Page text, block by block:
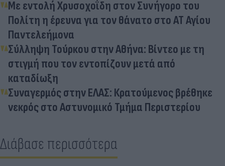
Με εντολή Χρυσοχοΐδη στον Συνήγορο του
Πολίτη η έρευνα για τον θάνατο στο ΑΤ Αγίου
Παντελεήμονα
Σύλληψη Τούρκου στην Αθήνα: Βίντεο με τη
στιγμή που τον εντοπίζουν μετά από
καταδίωξη
Συναγερμός στην ΕΛΑΣ: Κρατούμενος βρέθηκε
νεκρός στο Αστυνομικό Τμήμα Περιστερίου
Διάβασε περισσότερα